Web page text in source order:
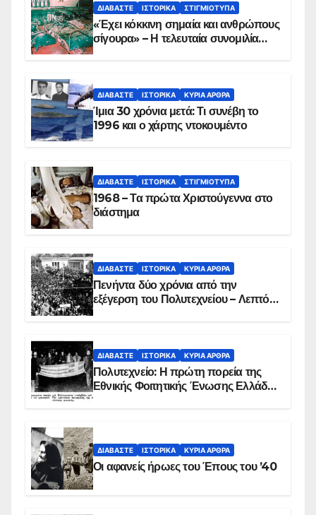
ΔΙΑΒΆΣΤΕ ΙΣΤΟΡΙΚΆ ΣΤΙΓΜΙΌΤΥΠΑ
«Έχει κόκκινη σημαία και ανθρώπους
σίγουρα» – Η τελευταία συνομιλία
ΔΙΑΒΆΣΤΕ ΙΣΤΟΡΙΚΆ ΚΥΡΙΑ ΑΡΘΡΑ
Ίμια 30 χρόνια μετά: Τι συνέβη το
1996 και ο χάρτης ντοκουμέντο
ΔΙΑΒΆΣΤΕ ΙΣΤΟΡΙΚΆ ΣΤΙΓΜΙΌΤΥΠΑ
1968 – Τα πρώτα Χριστούγεννα στο
διάστημα
ΔΙΑΒΆΣΤΕ ΙΣΤΟΡΙΚΆ ΚΥΡΙΑ ΑΡΘΡΑ
Πενήντα δύο χρόνια από την
εξέγερση του Πολυτεχνείου – Λεπτό
ΔΙΑΒΆΣΤΕ ΙΣΤΟΡΙΚΆ ΚΥΡΙΑ ΑΡΘΡΑ
Πολυτεχνείο: Η πρώτη πορεία της
Εθνικής Φοιτητικής Ένωσης Ελλάδος
ΔΙΑΒΆΣΤΕ ΙΣΤΟΡΙΚΆ ΚΥΡΙΑ ΑΡΘΡΑ
Οι αφανείς ήρωες του Έπους του ’40